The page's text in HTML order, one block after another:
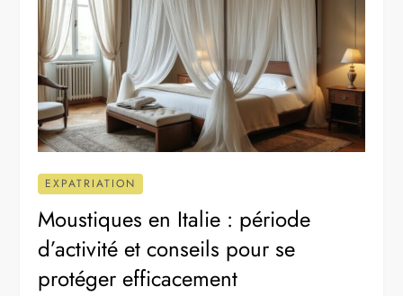
EXPATRIATION
Moustiques en Italie : période
d’activité et conseils pour se
protéger efficacement